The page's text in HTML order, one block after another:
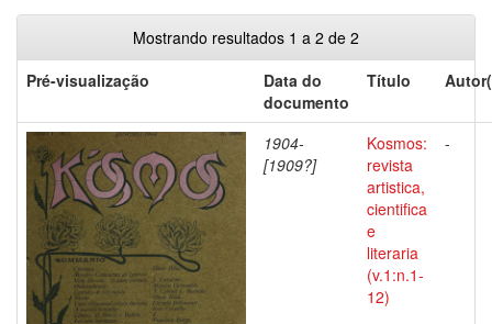
Mostrando resultados 1 a 2 de 2
Pré-visualização
Data do
documento
Título
1904-
[1909?]
Kosmos:
revista
artistica,
cientifica
e
literaria
(v.1:n.1-
12)
-